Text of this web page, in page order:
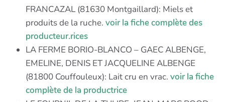
FRANCAZAL (81630 Montgaillard): Miels et
produits de la ruche. voir la fiche complète des
producteur.rices
LA FERME BORIO-BLANCO – GAEC ALBENGE,
EMELINE, DENIS ET JACQUELINE ALBENGE
(81800 Couffouleux): Lait cru en vrac. voir la fiche
complète de la productrice